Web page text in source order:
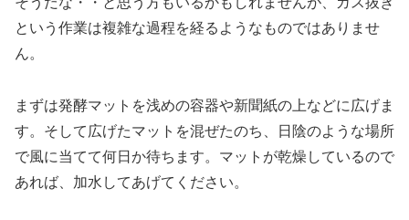
という作業は複雑な過程を経るようなものではありませ
ん。
まずは発酵マットを浅めの容器や新聞紙の上などに広げま
す。そして広げたマットを混ぜたのち、日陰のような場所
で風に当てて何日か待ちます。マットが乾燥しているので
あれば、加水してあげてください。